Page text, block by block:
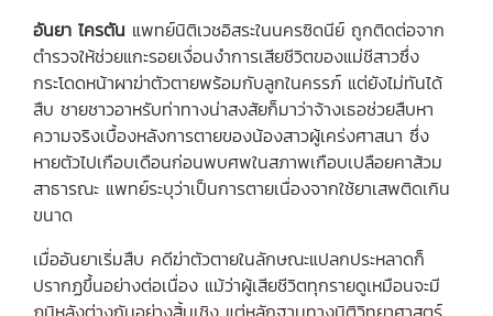
อันยา ไครตัน แพทย์นิติเวชอิสระในนครซิดนีย์ ถูกติดต่อจาก
ตำรวจให้ช่วยแกะรอยเงื่อนงำการเสียชีวิตของแม่ชีสาวซึ่ง
กระโดดหน้าผาฆ่าตัวตายพร้อมกับลูกในครรภ์ แต่ยังไม่ทันได้
สืบ ชายชาวอาหรับท่าทางน่าสงสัยก็มาว่าจ้างเธอช่วยสืบหา
ความจริงเบื้องหลังการตายของน้องสาวผู้เคร่งศาสนา ซึ่ง
หายตัวไปเกือบเดือนก่อนพบศพในสภาพเกือบเปลือยคาส้วม
สาธารณะ แพทย์ระบุว่าเป็นการตายเนื่องจากใช้ยาเสพติดเกิน
ขนาด
เมื่ออันยาเริ่มสืบ คดีฆ่าตัวตายในลักษณะแปลกประหลาดก็
ปรากฏขึ้นอย่างต่อเนื่อง แม้ว่าผู้เสียชีวิตทุกรายดูเหมือนจะมี